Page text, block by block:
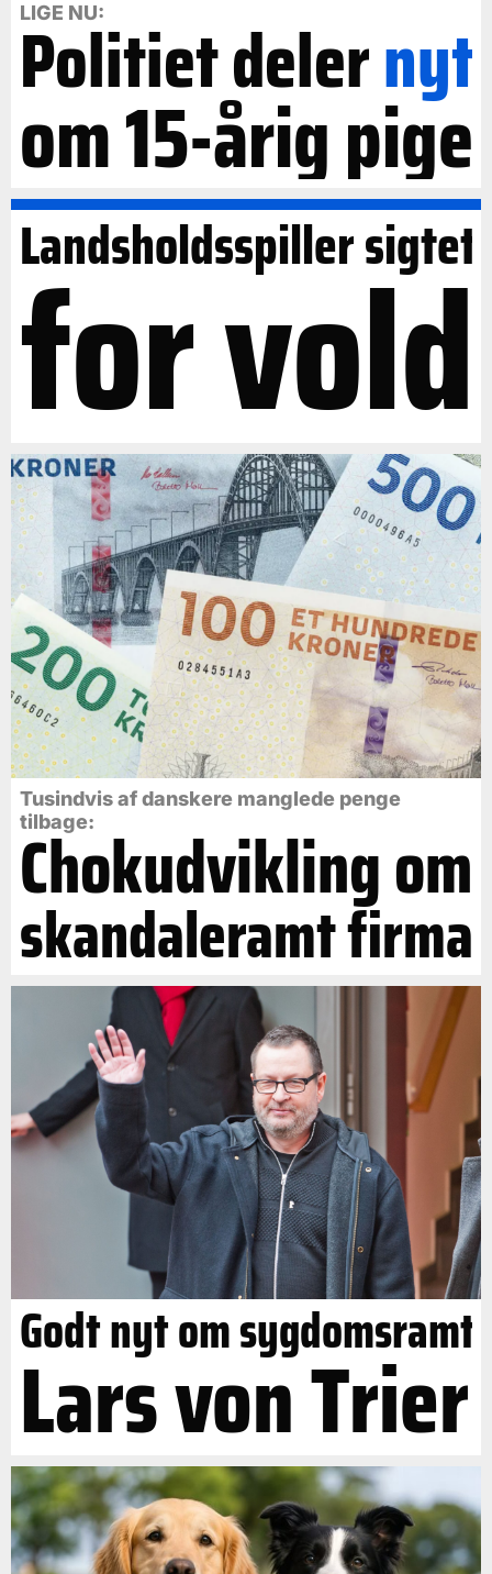
LIGE NU:
Politiet delernyt
om 15-årig pige
Landsholdsspiller sigtet
for vold
Tusindvis af danskere manglede penge
tilbage:
Chokudvikling om
skandaleramt firma
Godt nyt om sygdomsramt
Lars von Trier